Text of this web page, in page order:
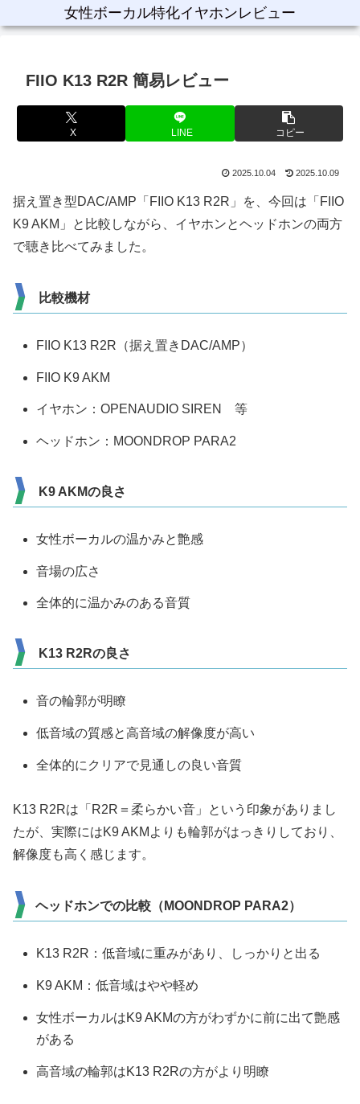
女性ボーカル特化イヤホンレビュー
FIIO K13 R2R 簡易レビュー
X LINE コピー
2025.10.04 2025.10.09
据え置き型DAC/AMP「FIIO K13 R2R」を、今回は「FIIO
K9 AKM」と比較しながら、イヤホンとヘッドホンの両方
で聴き比べてみました。
比較機材
FIIO K13 R2R（据え置きDAC/AMP）
FIIO K9 AKM
イヤホン：OPENAUDIO SIREN 等
ヘッドホン：MOONDROP PARA2
K9 AKMの良さ
女性ボーカルの温かみと艶感
音場の広さ
全体的に温かみのある音質
K13 R2Rの良さ
音の輪郭が明瞭
低音域の質感と高音域の解像度が高い
全体的にクリアで見通しの良い音質
K13 R2Rは「R2R＝柔らかい音」という印象がありまし
たが、実際にはK9 AKMよりも輪郭がはっきりしており、
解像度も高く感じます。
ヘッドホンでの比較（MOONDROP PARA2）
K13 R2R：低音域に重みがあり、しっかりと出る
K9 AKM：低音域はやや軽め
女性ボーカルはK9 AKMの方がわずかに前に出て艶感
がある
高音域の輪郭はK13 R2Rの方がより明瞭